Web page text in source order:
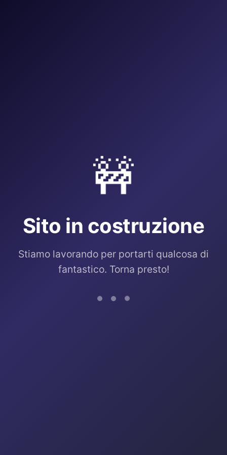
🚧
Sito in costruzione
Stiamo lavorando per portarti qualcosa di
fantastico. Torna presto!